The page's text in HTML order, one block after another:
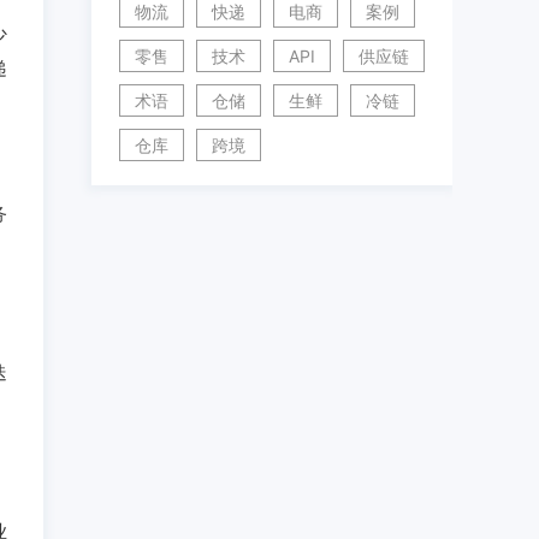
物流 快递 电商 案例
零售 技术 API 供应链
术语 仓储 生鲜 冷链
仓库 跨境